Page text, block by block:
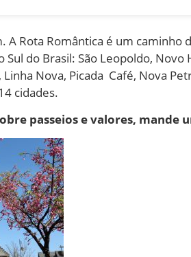
A Rota Romântica é um caminho
do Brasil: São Leopoldo,
Nova, Picada Café, Nova
cidades.
passeios e valores, mande